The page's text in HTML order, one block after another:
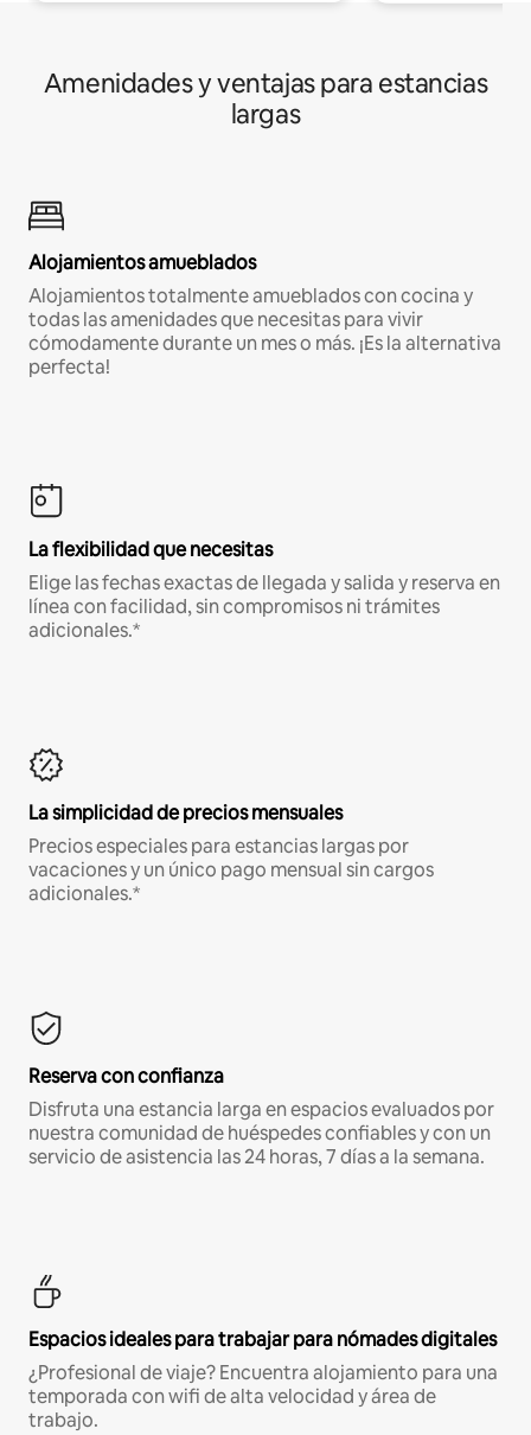
Amenidades y ventajas para estancias
largas
Alojamientos amueblados
Alojamientos totalmente amueblados con cocina y
todas las amenidades que necesitas para vivir
cómodamente durante un mes o más. ¡Es la alternativa
perfecta!
La flexibilidad que necesitas
Elige las fechas exactas de llegada y salida y reserva en
línea con facilidad, sin compromisos ni trámites
adicionales.*
La simplicidad de precios mensuales
Precios especiales para estancias largas por
vacaciones y un único pago mensual sin cargos
adicionales.*
Reserva con confianza
Disfruta una estancia larga en espacios evaluados por
nuestra comunidad de huéspedes confiables y con un
servicio de asistencia las 24 horas, 7 días a la semana.
Espacios ideales para trabajar para nómades digitales
¿Profesional de viaje? Encuentra alojamiento para una
temporada con wifi de alta velocidad y área de
trabajo.